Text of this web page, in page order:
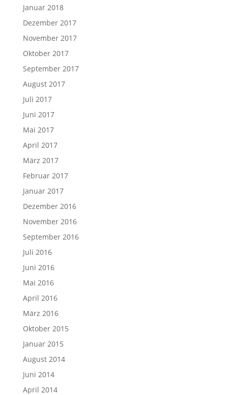
Januar 2018
Dezember 2017
November 2017
Oktober 2017
September 2017
August 2017
Juli 2017
Juni 2017
Mai 2017
April 2017
März 2017
Februar 2017
Januar 2017
Dezember 2016
November 2016
September 2016
Juli 2016
Juni 2016
Mai 2016
April 2016
März 2016
Oktober 2015
Januar 2015
August 2014
Juni 2014
April 2014